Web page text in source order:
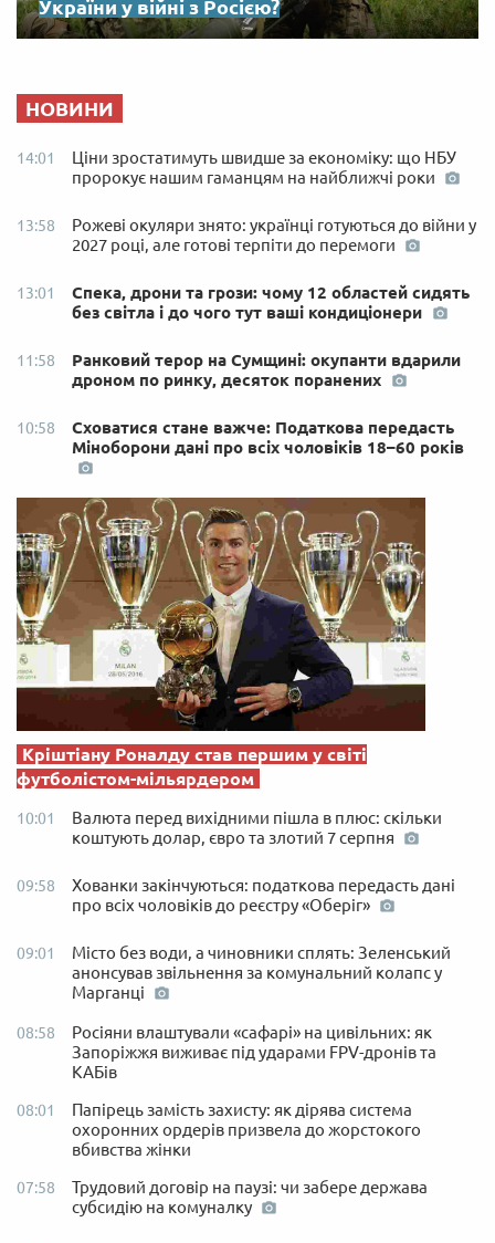
України у війні з Росією?
НОВИНИ
14:01
Ціни зростатимуть швидше за економіку: що НБУ
пророкує нашим гаманцям на найближчі роки
13:58
Рожеві окуляри знято: українці готуються до війни у
2027 році, але готові терпіти до перемоги
13:01
Спека, дрони та грози: чому 12 областей сидять
без світла і до чого тут ваші кондиціонери
11:58
Ранковий терор на Сумщині: окупанти вдарили
дроном по ринку, десяток поранених
10:58
Сховатися стане важче: Податкова передасть
Міноборони дані про всіх чоловіків 18–60 років
Кріштіану Роналду став першим у світі
футболістом-мільярдером
10:01
Валюта перед вихідними пішла в плюс: скільки
коштують долар, євро та злотий 7 серпня
09:58
Хованки закінчуються: податкова передасть дані
про всіх чоловіків до реєстру «Оберіг»
09:01
Місто без води, а чиновники сплять: Зеленський
анонсував звільнення за комунальний колапс у
Марганці
08:58
Росіяни влаштували «сафарі» на цивільних: як
Запоріжжя виживає під ударами FPV-дронів та
КАБів
08:01
Папірець замість захисту: як дірява система
охоронних ордерів призвела до жорстокого
вбивства жінки
07:58
Трудовий договір на паузі: чи забере держава
субсидію на комуналку